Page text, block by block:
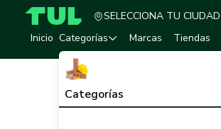
TUL - Tu Marketplace de Construcción
SELECCIONA TU CIUDAD
Inicio Categorías
Categorías
Marcas Tiendas